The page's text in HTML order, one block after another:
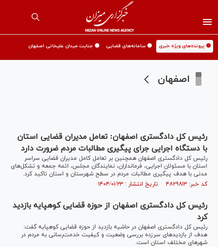
🟡 پرونده‌های ویژه خبری 🟡 سامانه‌های قضایی 🟡 جنایت میدان علیخانی اصفهان
اصفهان
رئیس کل دادگستری اصفهان: تعامل مدیران قضایی استان
با دستگاه اجرایی جرای پیگیری مطالبات مردم ضرورت دارد
رئیس کل دادگستری اصفهان همچنین بر تعامل کامل مدیران قضایی سراسر
استان با مسئولان اجرایی، فرمانداران، نمایندگان مجلس، ائمه جمعه و تشکل‌های
مدنی با هدف پیگیری مطالبات مردم در سطح شهرستان و استان تاکید کرد.
کد خبر: ۴۸۲۹۸۱۳ تاریخ انتشار : ۱۴۰۴/۰۱/۲۳
رئیس کل دادگستری اصفهان از حوزه قضایی کوهپایه بازدید
کرد
رئیس کل دادگستری اصفهان در حاشیه بازدید از حوزه قضایی کوهپایه گفت:
هدف از بازدید‌های سرزده بررسی وضعیت و کیفیت خدمت‌رسانی به مردم در
شهرهای مختلف استان است.